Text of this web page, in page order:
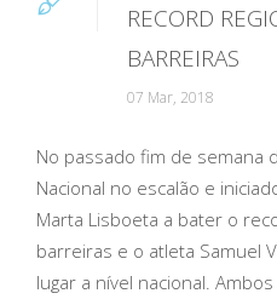
RECORD
BARREIRAS
07 Mar, 2018
No passado fim de semana
Nacional no escalão e
Marta Lisboeta a bater o
barreiras e o atleta Samuel
lugar a nível nacional.